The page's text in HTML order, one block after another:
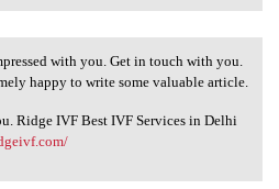
with you.
with you. Get in touch with you.
happy to write some valuable article.
Ridge IVF Best IVF Services in Delhi